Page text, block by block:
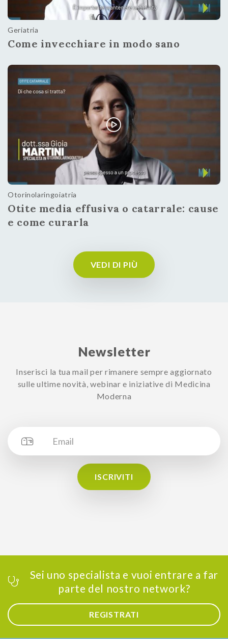
Geriatria
Come invecchiare in modo sano
Otorinolaringoiatria
Otite media effusiva o catarrale: cause
e come curarla
VEDI DI PIÙ
Newsletter
Inserisci la tua mail per rimanere sempre aggiornato
sulle ultime novità, webinar e iniziative di Medicina
Moderna
ISCRIVITI
Sei uno specialista e vuoi entrare a far
parte del nostro network?
REGISTRATI